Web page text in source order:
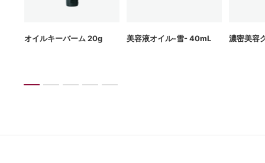
オイルキーバーム 20g 美容液オイル-雪- 40mL 濃密美容